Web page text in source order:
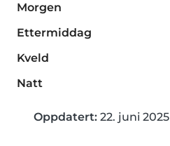
Morgen
Ettermiddag
Kveld
Natt
Oppdatert: 22. juni 2025